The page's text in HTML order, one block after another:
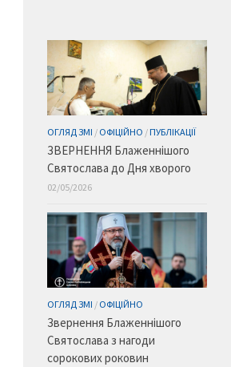
ОГЛЯД ЗМІ / ОФІЦІЙНО /ПУБЛІКАЦІЇ
ЗВЕРНЕННЯ Блаженнішого
Святослава до Дня хворого
02/05/2026
ОГЛЯД ЗМІ / ОФІЦІЙНО
Звернення Блаженнішого
Святослава з нагоди
сорокових роковин